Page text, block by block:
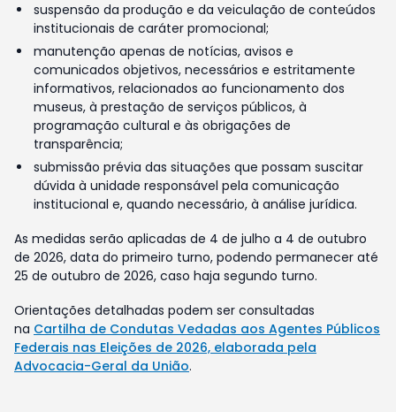
suspensão da produção e da veiculação de conteúdos
institucionais de caráter promocional;
manutenção apenas de notícias, avisos e
comunicados objetivos, necessários e estritamente
informativos, relacionados ao funcionamento dos
museus, à prestação de serviços públicos, à
programação cultural e às obrigações de
transparência;
submissão prévia das situações que possam suscitar
dúvida à unidade responsável pela comunicação
institucional e, quando necessário, à análise jurídica.
As medidas serão aplicadas de 4 de julho a 4 de outubro
de 2026, data do primeiro turno, podendo permanecer até
25 de outubro de 2026, caso haja segundo turno.
Orientações detalhadas podem ser consultadas
na Cartilha de Condutas Vedadas aos Agentes Públicos
Federais nas Eleições de 2026, elaborada pela
Advocacia-Geral da União.